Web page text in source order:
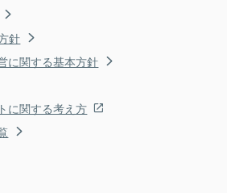
針
に関する基本方針
に関する考え方